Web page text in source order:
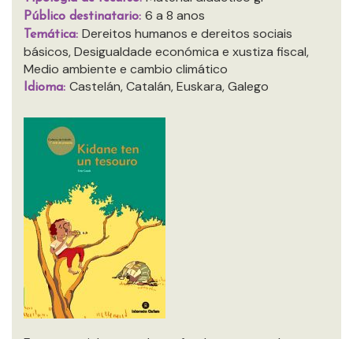
Público destinatario: 6 a 8 anos
Temática: Dereitos humanos e dereitos sociais
básicos, Desigualdade económica e xustiza fiscal,
Medio ambiente e cambio climático
Idioma: Castelán, Catalán, Euskara, Galego